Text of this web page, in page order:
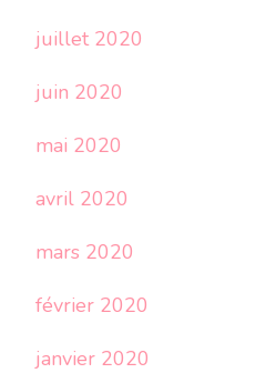
juillet 2020
juin 2020
mai 2020
avril 2020
mars 2020
février 2020
janvier 2020